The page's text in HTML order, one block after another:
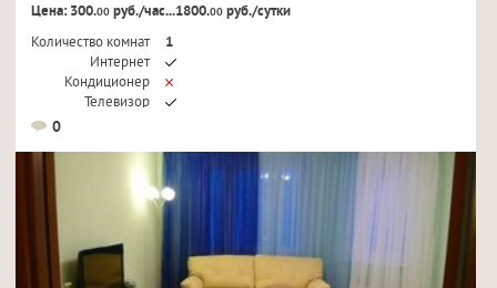
Цена: 300.00руб./час...1800.00руб./сутки
Количество комнат
1
Интернет
Кондиционер
Телевизор
0